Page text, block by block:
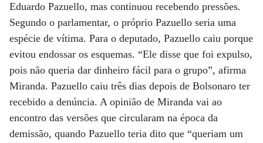
Eduardo Pazuello, mas continuou recebendo pressões.
Segundo o parlamentar, o próprio Pazuello seria uma
espécie de vítima. Para o deputado, Pazuello caiu porque
evitou endossar os esquemas. “Ele disse que foi expulso,
pois não queria dar dinheiro fácil para o grupo”, afirma
Miranda. Pazuello caiu três dias depois de Bolsonaro ter
recebido a denúncia. A opinião de Miranda vai ao
encontro das versões que circularam na época da
demissão, quando Pazuello teria dito que “queriam um